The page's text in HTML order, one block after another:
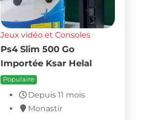
Jeux vidéo et Consoles
Ps4 Slim 500 Go
Importée Ksar Helal
Populaire
Depuis 11 mois
Monastir